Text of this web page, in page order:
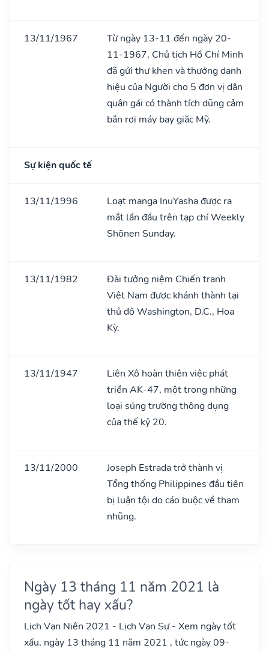
13/11/1967
Từ ngày 13-11 đến ngày 20-
11-1967, Chủ tịch Hồ Chí Minh
đã gửi thư khen và thưởng danh
hiệu của Người cho 5 đơn vị dân
quân gái có thành tích dũng cảm
bắn rơi máy bay giặc Mỹ.
Sự kiện quốc tế
13/11/1996
Loạt manga InuYasha được ra
mắt lần đầu trên tạp chí Weekly
Shōnen Sunday.
13/11/1982
Đài tưởng niệm Chiến tranh
Việt Nam được khánh thành tại
thủ đô Washington, D.C., Hoa
Kỳ.
13/11/1947
Liên Xô hoàn thiện việc phát
triển AK-47, một trong những
loại súng trường thông dụng
của thế kỷ 20.
13/11/2000
Joseph Estrada trở thành vị
Tổng thống Philippines đầu tiên
bị luận tội do cáo buộc về tham
nhũng.
Ngày 13 tháng 11 năm 2021 là
ngày tốt hay xấu?
Lịch Vạn Niên 2021 - Lịch Vạn Sự - Xem ngày tốt
xấu, ngày 13 tháng 11 năm 2021 , tức ngày 09-